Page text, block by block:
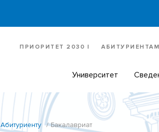
ПРИОРИТЕТ 2030 | АБИТУРИЕНТАМ
Университет
Абитуриенту Бакалавриат